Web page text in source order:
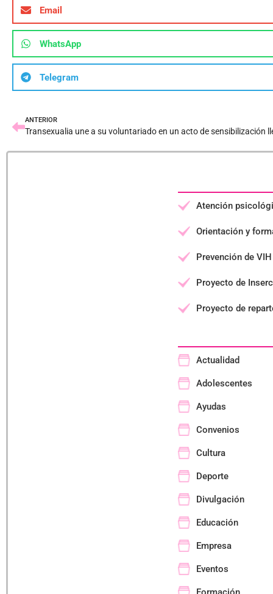
Email
WhatsApp
Telegram
ANTERIOR
Transexualia une a su voluntariado en un acto de sensibilización
Atención
Orientación y
Prevención de
Proyecto de
Proyecto de
Actualidad
Adolescentes
Ayudas
Convenios
Cultura
Deporte
Divulgación
Educación
Empresa
Eventos